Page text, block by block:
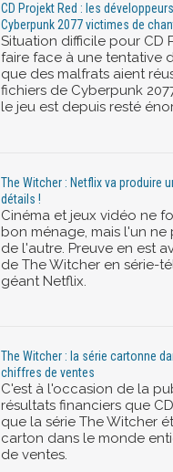
CD Projekt Red : les
Cyberpunk 2077 victimes de
Situation difficile pour CD
faire face à une tentative
que des malfrats aient
fichiers de Cyberpunk
le jeu est depuis resté
The Witcher : Netflix va produire
détails !
Cinéma et jeux vidéo ne
bon ménage, mais l'un ne
de l'autre. Preuve en est
de The Witcher en série-
géant Netflix.
The Witcher : la série cartonne
chiffres de ventes
C'est à l'occasion de la
résultats financiers que
que la série The Witcher
carton dans le monde
de ventes.